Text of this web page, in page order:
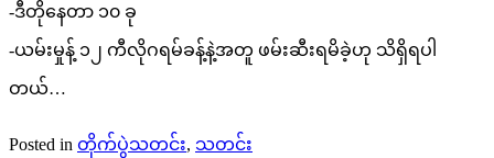
-ဒီတိုနေတာ ၁၀ ခု
-ယမ်းမှုန့် ၁၂ ကီလိုဂရမ်ခန့်နဲ့အတူ ဖမ်းဆီးရမိခဲ့ဟု သိရှိရပါ
တယ်…
Posted in တိုက်ပွဲသတင်း, သတင်း